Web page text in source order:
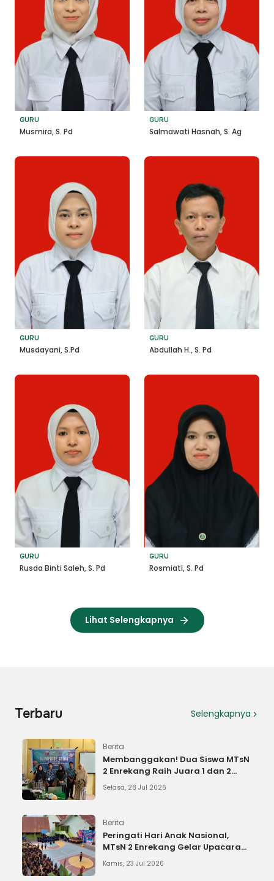
GURU
Musmira, S. Pd
GURU
Salmawati Hasnah, S. Ag
GURU
Musdayani, S.Pd
GURU
Abdullah H., S. Pd
GURU
Rusda Binti Saleh, S. Pd
GURU
Rosmiati, S. Pd
Lihat Selengkapnya
Terbaru Selengkapnya
Berita
Membanggakan! Dua Siswa MTsN
2 Enrekang Raih Juara 1 dan 2
OSN IPS, Lolos ke Tingkat Provinsi
Selasa, 28 Jul 2026
Berita
Peringati Hari Anak Nasional,
MTsN 2 Enrekang Gelar Upacara
dan Bacakan Amanat Menteri
Kamis, 23 Jul 2026